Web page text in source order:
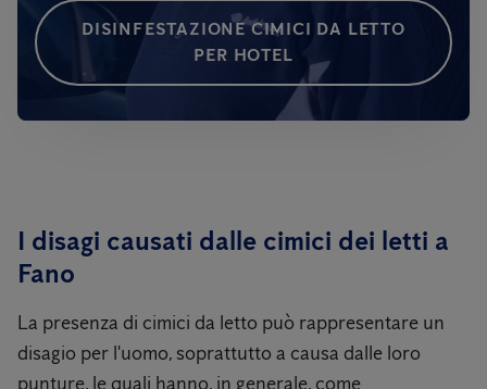
DISINFESTAZIONE CIMICI DA LETTO
PER HOTEL
I disagi causati dalle cimici dei letti a
Fano
La presenza di cimici da letto può rappresentare un
disagio per l'uomo, soprattutto a causa dalle loro
punture, le quali hanno, in generale, come